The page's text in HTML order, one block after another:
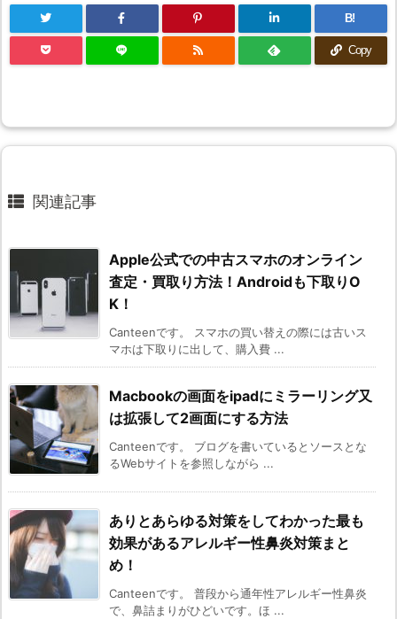
B!
Copy
関連記事
Apple公式での中古スマホのオンライン
査定・買取り方法！Androidも下取りO
K！
Canteenです。 スマホの買い替えの際には古いス
マホは下取りに出して、購入費 ...
Macbookの画面をipadにミラーリング又
は拡張して2画面にする方法
Canteenです。 ブログを書いているとソースとな
るWebサイトを参照しながら ...
ありとあらゆる対策をしてわかった最も
効果があるアレルギー性鼻炎対策まと
め！
Canteenです。 普段から通年性アレルギー性鼻炎
で、鼻詰まりがひどいです。ほ ...